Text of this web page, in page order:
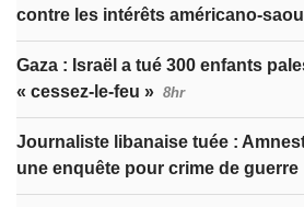
contre les intérêts américano-
Gaza : Israël a tué 300 enfants
« cessez-le-feu » 8hr
Journaliste libanaise tuée :
une enquête pour crime de guerre